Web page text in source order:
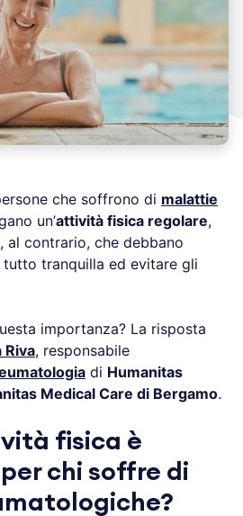
che soffrono di malattie
un’attività fisica regolare,
al contrario, che debbano
tranquilla ed evitare gli
importanza? La risposta
Riva, responsabile
di Humanitas
Medical Care di Bergamo.
fisica è
chi soffre di